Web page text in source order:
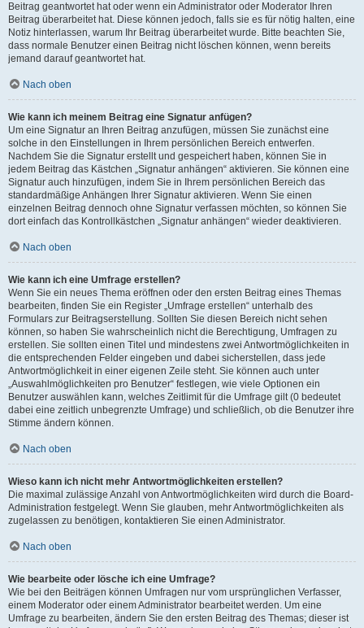
Beitrag geantwortet hat oder wenn ein Administrator oder Moderator Ihren
Beitrag überarbeitet hat. Diese können jedoch, falls sie es für nötig halten, eine
Notiz hinterlassen, warum Ihr Beitrag überarbeitet wurde. Bitte beachten Sie,
dass normale Benutzer einen Beitrag nicht löschen können, wenn bereits
jemand darauf geantwortet hat.
Nach oben
Wie kann ich meinem Beitrag eine Signatur anfügen?
Um eine Signatur an Ihren Beitrag anzufügen, müssen Sie zunächst eine
solche in den Einstellungen in Ihrem persönlichen Bereich entwerfen.
Nachdem Sie die Signatur erstellt und gespeichert haben, können Sie in
jedem Beitrag das Kästchen „Signatur anhängen“ aktivieren. Sie können eine
Signatur auch hinzufügen, indem Sie in Ihrem persönlichen Bereich das
standardmäßige Anhängen Ihrer Signatur aktivieren. Wenn Sie einen
einzelnen Beitrag dennoch ohne Signatur verfassen möchten, so können Sie
dort einfach das Kontrollkästchen „Signatur anhängen“ wieder deaktivieren.
Nach oben
Wie kann ich eine Umfrage erstellen?
Wenn Sie ein neues Thema eröffnen oder den ersten Beitrag eines Themas
bearbeiten, finden Sie ein Register „Umfrage erstellen“ unterhalb des
Formulars zur Beitragserstellung. Sollten Sie diesen Bereich nicht sehen
können, so haben Sie wahrscheinlich nicht die Berechtigung, Umfragen zu
erstellen. Sie sollten einen Titel und mindestens zwei Antwortmöglichkeiten in
die entsprechenden Felder eingeben und dabei sicherstellen, dass jede
Antwortmöglichkeit in einer eigenen Zeile steht. Sie können auch unter
„Auswahlmöglichkeiten pro Benutzer“ festlegen, wie viele Optionen ein
Benutzer auswählen kann, welches Zeitlimit für die Umfrage gilt (0 bedeutet
dabei eine zeitlich unbegrenzte Umfrage) und schließlich, ob die Benutzer ihre
Stimme ändern können.
Nach oben
Wieso kann ich nicht mehr Antwortmöglichkeiten erstellen?
Die maximal zulässige Anzahl von Antwortmöglichkeiten wird durch die Board-
Administration festgelegt. Wenn Sie glauben, mehr Antwortmöglichkeiten als
zugelassen zu benötigen, kontaktieren Sie einen Administrator.
Nach oben
Wie bearbeite oder lösche ich eine Umfrage?
Wie bei den Beiträgen können Umfragen nur vom ursprünglichen Verfasser,
einem Moderator oder einem Administrator bearbeitet werden. Um eine
Umfrage zu bearbeiten, ändern Sie den ersten Beitrag des Themas; dieser ist